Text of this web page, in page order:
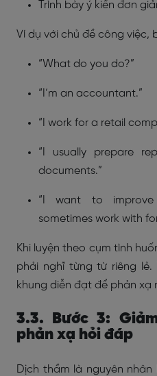
Trình bày ý kiến đơn
Ví dụ với chủ đề công việc,
“What do you do?”
“I’m an accountant.”
“I work for a retail
“I usually prepare
documents.”
“I want to improve
sometimes work with
Khi luyện theo cụm tình
phải nghĩ từng từ riêng
khung diễn đạt để phản xạ
3.3. Bước 3:
phản xạ hỏi đáp
Dịch thầm là nguyên nhân